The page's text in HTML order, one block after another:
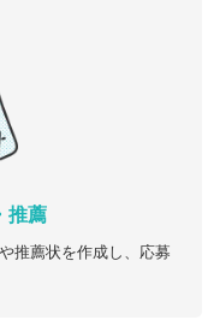
推薦
推薦状を作成し、応募